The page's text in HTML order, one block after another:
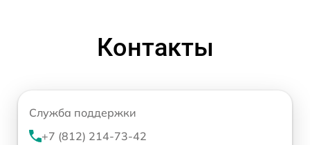
Контакты
Служба поддержки
+7 (812) 214-73-42